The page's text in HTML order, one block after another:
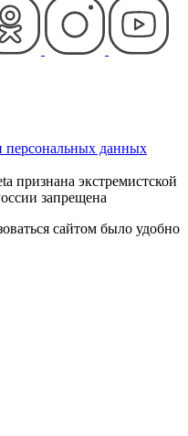
персональных данных
признана экстремистской
запрещена
сайтом было удобно